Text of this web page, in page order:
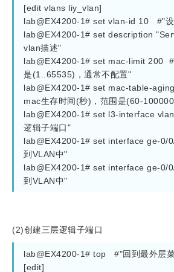
[edit vlans liy_vlan]
lab@EX4200-1# set vlan-id 10   #"
lab@EX4200-1# set description
vlan描述"
lab@EX4200-1# set mac-limit 200
是(1..65535)，通常不配置"
lab@EX4200-1# set mac-table-
mac生存时间(秒)，范围是(60-
lab@EX4200-1# set l3-interface
逻辑子端口"
lab@EX4200-1# set interface ge-0/
到VLAN中"
lab@EX4200-1# set interface ge-0/
到VLAN中"
(2)创建三层逻辑子端口
lab@EX4200-1# top   #"回到最外层
[edit]